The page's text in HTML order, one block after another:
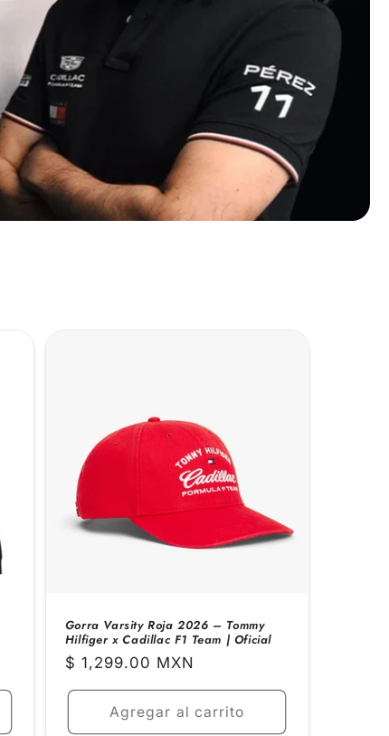
Gorra Varsity Roja 2026 – Tommy
Hilfiger x Cadillac F1 Team | Oficial
Precio
habitual
$ 1,299.00 MXN
Agregar al carrito